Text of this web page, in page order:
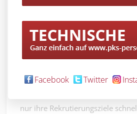
Mitarbeitende und erhöhen
die besten Talente für sich zu
Zusammenfassend lässt sich
Automatisierung des
revolutionäre Möglichkeit bietet,
Erfahrung und Zufriedenheit der
nur ihre Rekrutierungsziele
Facebook Twitter